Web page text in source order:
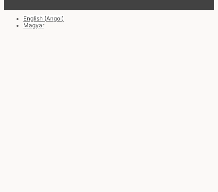
English (Angol)
Magyar